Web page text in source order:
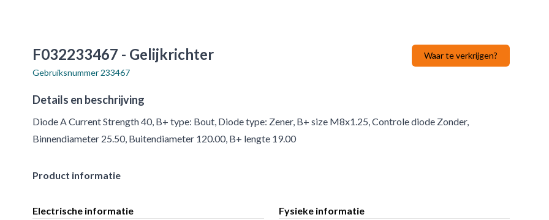
F032233467 - Gelijkrichter
Waar te verkrijgen?
Gebruiksnummer 233467
Details en beschrijving
Diode A Current Strength 40, B+ type: Bout, Diode type: Zener, B+ size M8x1.25, Controle diode Zonder,
Binnendiameter 25.50, Buitendiameter 120.00, B+ lengte 19.00
Product informatie
Electrische informatie
Fysieke informatie